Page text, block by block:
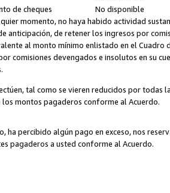
de cheques
No disponible
momento, no haya habido actividad
anticipación, de retener los ingresos por
al monto mínimo enlistado en el
comisiones devengados e insolutos en su
tal como se vieren reducidos por todas
montos pagaderos conforme al Acuerdo.
ha percibido algún pago en exceso, nos
pagaderos a usted conforme al Acuerdo.